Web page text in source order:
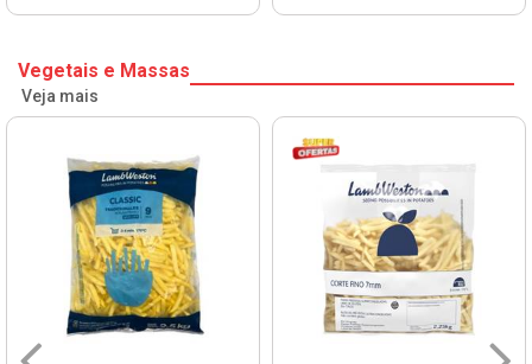
Vegetais e Massas
Veja mais